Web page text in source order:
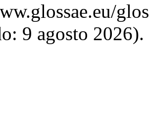
9 agosto 2026).